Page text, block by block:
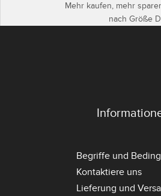
Mehr kaufen, mehr
nach Größe
Begriffe und
Kontaktiere uns
Lieferung und